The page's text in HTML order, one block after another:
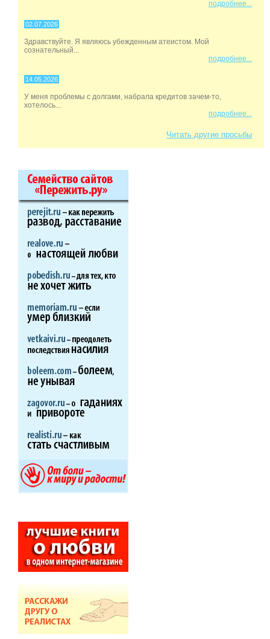
подробнее...
02.07.2026
Здравствуйте. Я являюсь убежденным атеистом. Мой
сознательный...
подробнее...
14.05.2026
У меня проблемы с долгами, набрала кредитов зачем-то,
хотелось...
подробнее...
Читать другие просьбы